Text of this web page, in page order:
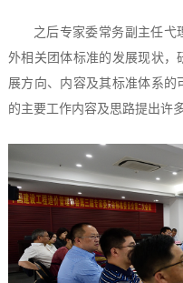
之后专家委常务副主任弋
外相关团体标准的发展现状，
展方向、内容及其标准体系
的主要工作内容及思路提出许